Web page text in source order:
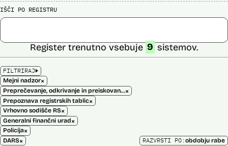
IŠČI PO REGISTRU
FILTRIRAJ
Mejni nadzor×
Preprečevanje, odkrivanje in preiskovanje kaznivih dejanj×
Prepoznava registrskih tablic×
Vrhovno sodišče RS×
Generalni finančni urad×
Policija×
DARS×
Register trenutno vsebuje 9 sistemov.
RAZVRSTI PO:obdobju rabe